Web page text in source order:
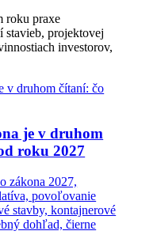
roku praxe
projektovej
investorov,
je v druhom
roku 2027
zákona 2027,
povoľovanie
stavby, kontajnerové
dohľad, čierne